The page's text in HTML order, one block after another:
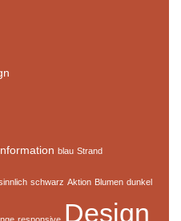
blau Strand
schwarz Aktion Blumen dunkel
Design